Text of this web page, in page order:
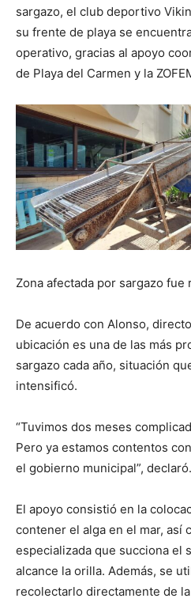
sargazo, el club deportivo
su frente de playa se
operativo, gracias al apoyo
de Playa del Carmen y la
Zona afectada por sargazo fue
De acuerdo con Alonso,
ubicación es una de las más
sargazo cada año, situación
intensificó.
“Tuvimos dos meses
Pero ya estamos contentos
el gobierno municipal”, declaró.
El apoyo consistió en la
contener el alga en el mar, así
especializada que succiona el
alcance la orilla. Además, se
recolectarlo directamente de